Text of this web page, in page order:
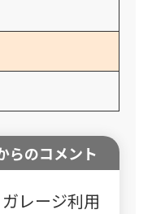
らのコメント
レージ利用